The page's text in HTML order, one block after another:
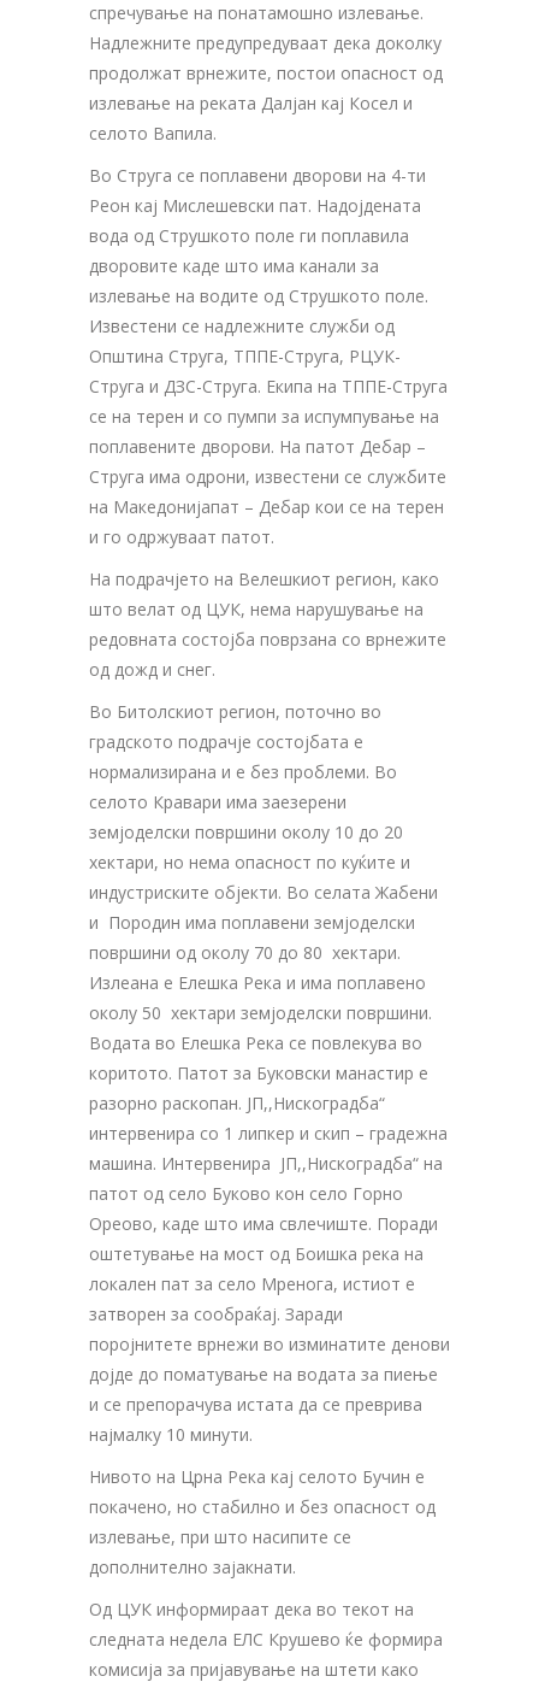
спречување на понатамошно излевање.
Надлежните предупредуваат дека доколку
продолжат врнежите, постои опасност од
излевање на реката Далјан кај Косел и
селото Вапила.
Во Струга се поплавени дворови на 4-ти
Реон кај Мислешевски пат. Надојдената
вода од Струшкото поле ги поплавила
дворовите каде што има канали за
излевање на водите од Струшкото поле.
Известени се надлежните служби од
Општина Струга, ТППЕ-Струга, РЦУК-
Струга и ДЗС-Струга. Екипа на ТППЕ-Струга
се на терен и со пумпи за испумпување на
поплавените дворови. На патот Дебар –
Струга има одрони, известени се службите
на Македонијапат – Дебар кои се на терен
и го одржуваат патот.
На подрачјето на Велешкиот регион, како
што велат од ЦУК, нема нарушување на
редовната состојба поврзана со врнежите
од дожд и снег.
Во Битолскиот регион, поточно во
градското подрачје состојбата е
нормализирана и е без проблеми. Во
селото Кравари има заезерени
земјоделски површини околу 10 до 20
хектари, но нема опасност по куќите и
индустриските објекти. Во селата Жабени
и Породин има поплавени земјоделски
површини од околу 70 до 80 хектари.
Излеана е Елешка Река и има поплавено
околу 50 хектари земјоделски површини.
Водата во Елешка Река се повлекува во
коритото. Патот за Буковски манастир е
разорно раскопан. ЈП,,Нискоградба“
интервенира со 1 липкер и скип – градежна
машина. Интервенира ЈП,,Нискоградба“ на
патот од село Буково кон село Горно
Ореово, каде што има свлечиште. Поради
оштетување на мост од Боишка река на
локален пат за село Мренога, истиот е
затворен за сообраќај. Заради
поројнитете врнежи во изминатите денови
дојде до поматување на водата за пиење
и се препорачува истата да се преврива
најмалку 10 минути.
Нивото на Црна Река кај селото Бучин е
покачено, но стабилно и без опасност од
излевање, при што насипите се
дополнително зајакнати.
Од ЦУК информираат дека во текот на
следната недела ЕЛС Крушево ќе формира
комисија за пријавување на штети како